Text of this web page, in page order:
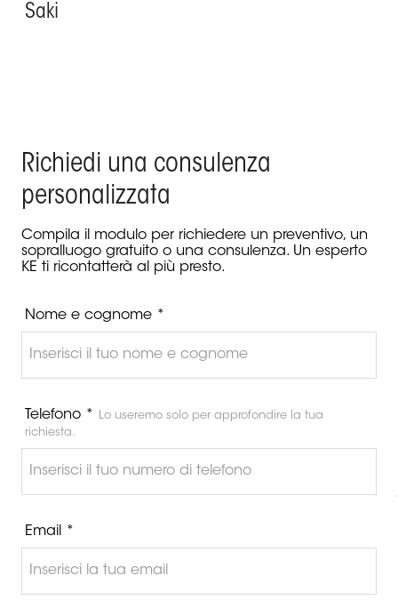
Saki
Richiedi una consulenza
personalizzata
Compila il modulo per richiedere un preventivo, un
sopralluogo gratuito o una consulenza. Un esperto
KE ti ricontatterà al più presto.
Nome e cognome *
Telefono *
Lo useremo solo per approfondire la tua
richiesta.
Email *